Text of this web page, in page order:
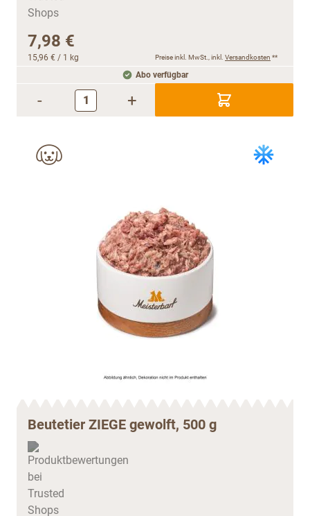
7,98 €
15,96 € / 1 kg Preise inkl. MwSt., inkl. Versandkosten **
Abo verfügbar
- +
Beutetier ZIEGE gewolft, 500 g